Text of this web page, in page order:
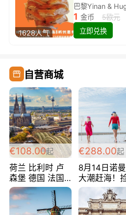
1628人气
1 金币
5欧元
立即兑换
自营商城
€108.00起
荷兰 比利时 卢
森堡 德国 法国
超爽玩遍西欧 循
环线 全程四星宾
馆 108欧/人/天
€288.00起
8月14日诺
大潮赶海！
鲜！轻轻松
边爽玩三日
288欧/人